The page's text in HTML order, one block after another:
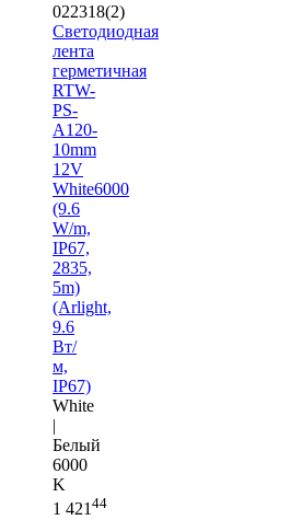
022318(2)
Светодиодная
лента
герметичная
RTW-
PS-
A120-
10mm
12V
White6000
(9.6
W/m,
IP67,
2835,
5m)
(Arlight,
9.6
Вт/
м,
IP67)
White
|
Белый
6000
K
1 421 44